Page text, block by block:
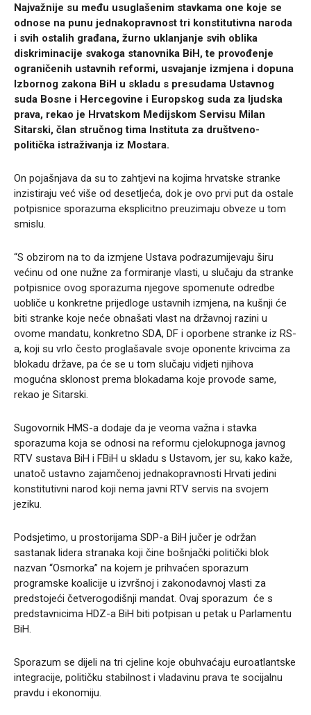
Najvažnije su među usuglašenim stavkama one koje se
odnose na punu jednakopravnost tri konstitutivna naroda
i svih ostalih građana, žurno uklanjanje svih oblika
diskriminacije svakoga stanovnika BiH, te provođenje
ograničenih ustavnih reformi, usvajanje izmjena i dopuna
Izbornog zakona BiH u skladu s presudama Ustavnog
suda Bosne i Hercegovine i Europskog suda za ljudska
prava, rekao je Hrvatskom Medijskom Servisu Milan
Sitarski, član stručnog tima Instituta za društveno-
politička istraživanja iz Mostara.
On pojašnjava da su to zahtjevi na kojima hrvatske stranke
inzistiraju već više od desetljeća, dok je ovo prvi put da ostale
potpisnice sporazuma eksplicitno preuzimaju obveze u tom
smislu.
“S obzirom na to da izmjene Ustava podrazumijevaju širu
većinu od one nužne za formiranje vlasti, u slučaju da stranke
potpisnice ovog sporazuma njegove spomenute odredbe
uobliče u konkretne prijedloge ustavnih izmjena, na kušnji će
biti stranke koje neće obnašati vlast na državnoj razini u
ovome mandatu, konkretno SDA, DF i oporbene stranke iz RS-
a, koji su vrlo često proglašavale svoje oponente krivcima za
blokadu države, pa će se u tom slučaju vidjeti njihova
mogućna sklonost prema blokadama koje provode same,
rekao je Sitarski.
Sugovornik HMS-a dodaje da je veoma važna i stavka
sporazuma koja se odnosi na reformu cjelokupnoga javnog
RTV sustava BiH i FBiH u skladu s Ustavom, jer su, kako kaže,
unatoč ustavno zajamčenoj jednakopravnosti Hrvati jedini
konstitutivni narod koji nema javni RTV servis na svojem
jeziku.
Podsjetimo, u prostorijama SDP-a BiH jučer je održan
sastanak lidera stranaka koji čine bošnjački politički blok
nazvan “Osmorka” na kojem je prihvaćen sporazum
programske koalicije u izvršnoj i zakonodavnoj vlasti za
predstojeći četverogodišnji mandat. Ovaj sporazum će s
predstavnicima HDZ-a BiH biti potpisan u petak u Parlamentu
BiH.
Sporazum se dijeli na tri cjeline koje obuhvaćaju euroatlantske
integracije, političku stabilnost i vladavinu prava te socijalnu
pravdu i ekonomiju.